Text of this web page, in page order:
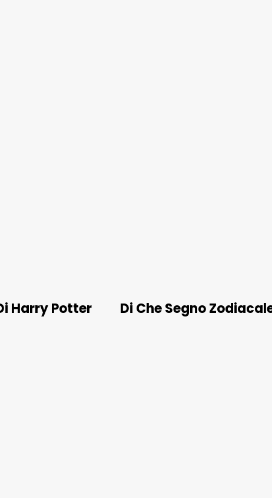
Harry Potter Di Che Segno